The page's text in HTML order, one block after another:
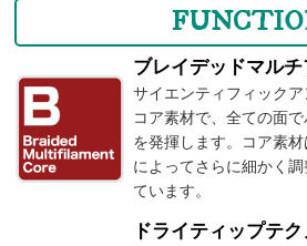
ブレイデッドマル
サイエンティフィック
コア素材で、全ての面
を発揮します。コア素
によってさらに細かく
ています。
ドライティップテ